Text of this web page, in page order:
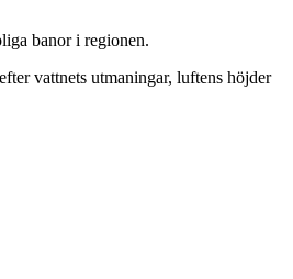
banor i regionen.
vattnets utmaningar, luftens höjder